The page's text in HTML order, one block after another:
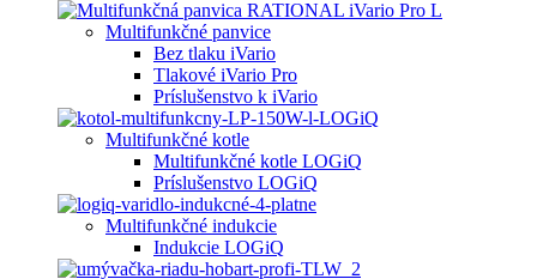
Multifunkčné panvice
Bez tlaku iVario
Tlakové iVario Pro
Príslušenstvo k iVario
Multifunkčné kotle
Multifunkčné kotle LOGiQ
Príslušenstvo LOGiQ
Multifunkčné indukcie
Indukcie LOGiQ